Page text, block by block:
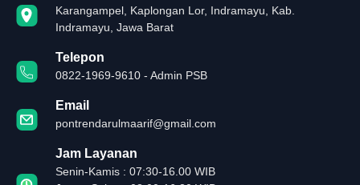
Karangampel, Kaplongan Lor, Indramayu, Kab.
Indramayu, Jawa Barat
Telepon
0822-1969-9610 - Admin PSB
Email
pontrendarulmaarif@gmail.com
Jam Layanan
Senin-Kamis : 07:30-16.00 WIB